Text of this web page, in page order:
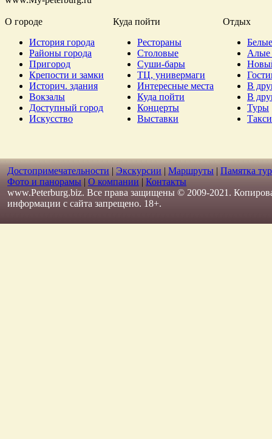
О городе Куда пойти
Отдых
История города
Районы города
Пригород
Крепости и замки
Историч. здания
Вокзалы
Доступный город
Искусство
Рестораны
Столовые
Суши-бары
ТЦ, универмаги
Интересные места
Куда пойти
Концерты
Выставки
Алые
В
В
Туры
Такси
Достопримечательности | Экскурсии | Маршруты | Памятка
Фото и панорамы | О компании | Контакты
www.Peterburg.biz. Все права защищены © 2009-2021.
информации с сайта запрещено. 18+.